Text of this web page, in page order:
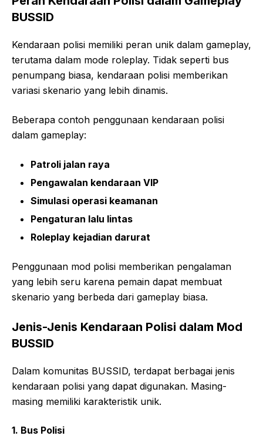
BUSSID
Kendaraan polisi memiliki peran unik dalam gameplay,
terutama dalam mode roleplay. Tidak seperti bus
penumpang biasa, kendaraan polisi memberikan
variasi skenario yang lebih dinamis.
Beberapa contoh penggunaan kendaraan polisi
dalam gameplay:
Patroli jalan raya
Pengawalan kendaraan VIP
Simulasi operasi keamanan
Pengaturan lalu lintas
Roleplay kejadian darurat
Penggunaan mod polisi memberikan pengalaman
yang lebih seru karena pemain dapat membuat
skenario yang berbeda dari gameplay biasa.
Jenis-Jenis Kendaraan Polisi dalam Mod
BUSSID
Dalam komunitas BUSSID, terdapat berbagai jenis
kendaraan polisi yang dapat digunakan. Masing-
masing memiliki karakteristik unik.
1. Bus Polisi